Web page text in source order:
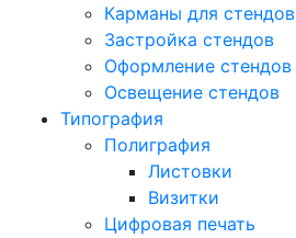
Карманы для стендов
Застройка стендов
Оформление стендов
Освещение стендов
Типография
Полиграфия
Листовки
Визитки
Цифровая печать